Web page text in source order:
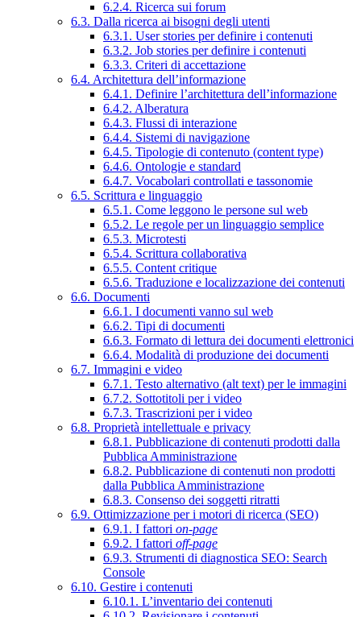
6.2.4. Ricerca sui forum
6.3. Dalla ricerca ai bisogni degli utenti
6.3.1. User stories per definire i contenuti
6.3.2. Job stories per definire i contenuti
6.3.3. Criteri di accettazione
6.4. Architettura dell’informazione
6.4.1. Definire l’architettura dell’informazione
6.4.2. Alberatura
6.4.3. Flussi di interazione
6.4.4. Sistemi di navigazione
6.4.5. Tipologie di contenuto (content type)
6.4.6. Ontologie e standard
6.4.7. Vocabolari controllati e tassonomie
6.5. Scrittura e linguaggio
6.5.1. Come leggono le persone sul web
6.5.2. Le regole per un linguaggio semplice
6.5.3. Microtesti
6.5.4. Scrittura collaborativa
6.5.5. Content critique
6.5.6. Traduzione e localizzazione dei contenuti
6.6. Documenti
6.6.1. I documenti vanno sul web
6.6.2. Tipi di documenti
6.6.3. Formato di lettura dei documenti elettronici
6.6.4. Modalità di produzione dei documenti
6.7. Immagini e video
6.7.1. Testo alternativo (alt text) per le immagini
6.7.2. Sottotitoli per i video
6.7.3. Trascrizioni per i video
6.8. Proprietà intellettuale e privacy
6.8.1. Pubblicazione di contenuti prodotti dalla
Pubblica Amministrazione
6.8.2. Pubblicazione di contenuti non prodotti
dalla Pubblica Amministrazione
6.8.3. Consenso dei soggetti ritratti
6.9. Ottimizzazione per i motori di ricerca (SEO)
6.9.1. I fattori on-page
6.9.2. I fattori off-page
6.9.3. Strumenti di diagnostica SEO: Search
Console
6.10. Gestire i contenuti
6.10.1. L’inventario dei contenuti